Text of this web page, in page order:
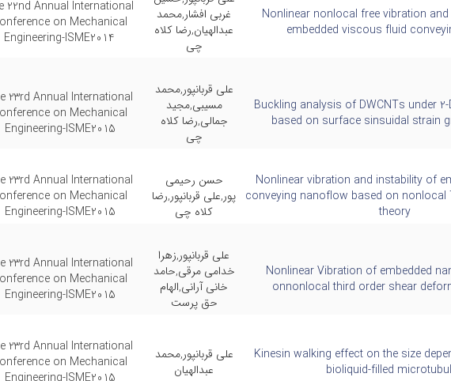
Nonlinear nonlocal free vibration
embedded viscous fluid
غربی افشار,محمد
عبدالهیان,رضا کلاه
چی
22nd Annual International
on Mechanical
Engineering-ISME2014
Buckling analysis of DWCNTs under
based on surface sinsuidal strain
علی قربانپور,محمد
مسیبی,مجید
جمالی,رضا کلاه
چی
23rd Annual International
on Mechanical
Engineering-ISME2015
Nonlinear vibration and instability of
conveying nanoflow based on nonlocal
theory
حسن رحیمی
پور,علی قربانپور,رضا
کلاه چی
23rd Annual International
on Mechanical
Engineering-ISME2015
Nonlinear Vibration of embedded
onnonlocal third order shear
علی قربانپور,زهرا
خدامی مرقی,حامد
خانی آرانی,الهام
حق پرست
23rd Annual International
on Mechanical
Engineering-ISME2015
Kinesin walking effect on the size
bioliquid-filled
علی قربانپور,محمد
عبدالهیان
23rd Annual International
on Mechanical